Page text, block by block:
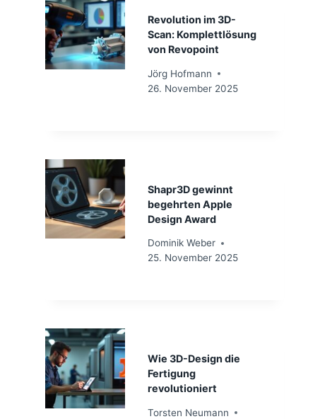
Revolution im 3D-
Scan: Komplettlösung
von Revopoint
Jörg Hofmann
26. November 2025
Shapr3D gewinnt
begehrten Apple
Design Award
Dominik Weber
25. November 2025
Wie 3D-Design die
Fertigung
revolutioniert
Torsten Neumann